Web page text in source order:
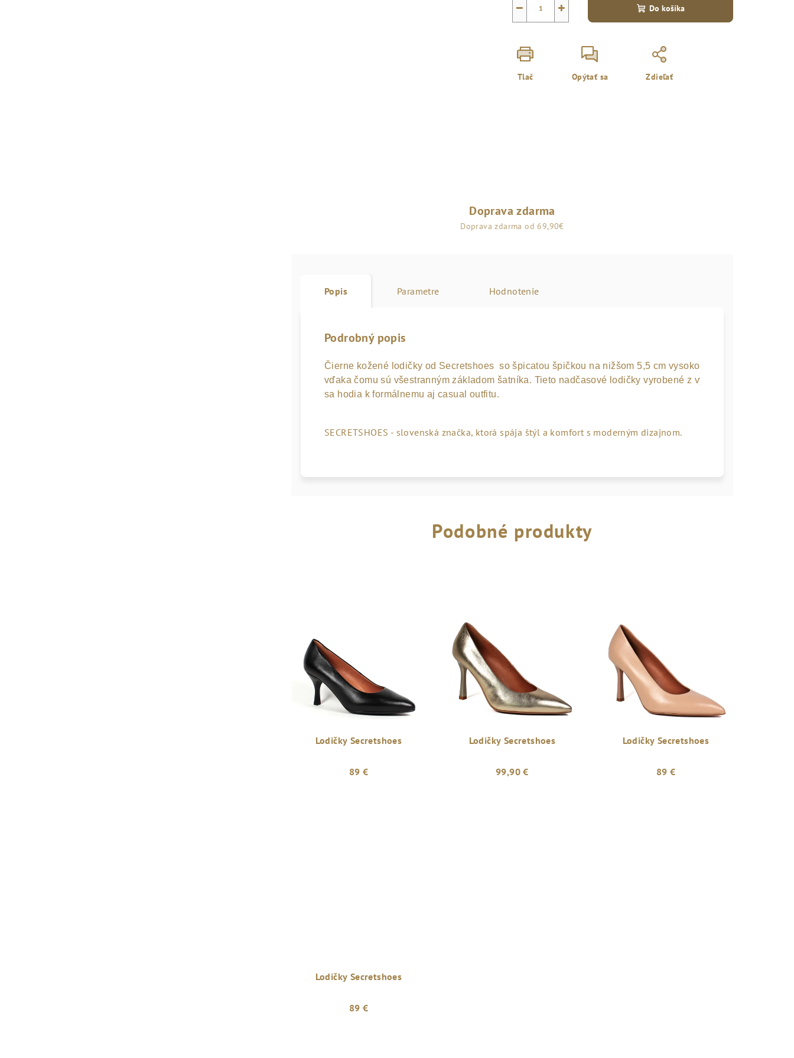
+
− Do košíka
Tlač Opýtať sa Zdieľať
Doprava zdarma
Doprava zdarma od 69,90€
Popis Parametre Hodnotenie
Podrobný popis
Čierne kožené lodičky od Secretshoes  so špicatou špičkou na nižšom 5,5 cm vysokom opätku v sebe
vďaka čomu sú všestranným základom šatníka. Tieto nadčasové lodičky vyrobené z vysoko kvalitnej kože
sa hodia k formálnemu aj casual outfitu.
SECRETSHOES - slovenská značka, ktorá spája štýl a komfort s moderným dizajnom.
Podobné produkty
Lodičky Secretshoes
89 €
Lodičky Secretshoes
99,90 €
Lodičky Secretshoes
89 €
Lodičky Secretshoes
89 €